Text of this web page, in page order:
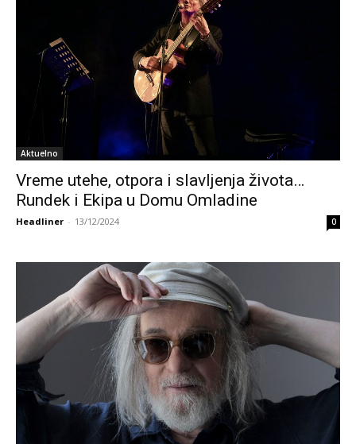
Aktuelno
Vreme utehe, otpora i slavljenja života…
Rundek i Ekipa u Domu Omladine
Headliner - 13/12/2024 0